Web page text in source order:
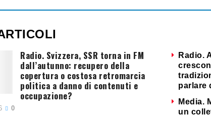
Radio. Svizzera, SSR torna in FM
dall’autunno: recupero della
copertura o costosa retromarcia
politica a danno di contenuti e
occupazione?
0
Radio.
parlare
Media.
un